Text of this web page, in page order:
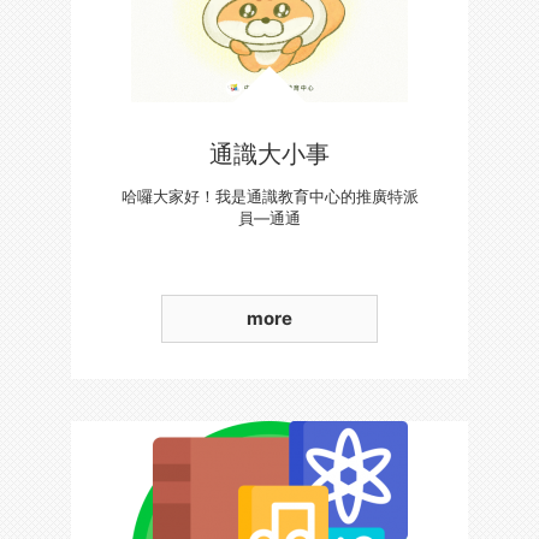
通識大小事
哈囉大家好！我是通識教育中心的推廣特派
員—通通
more